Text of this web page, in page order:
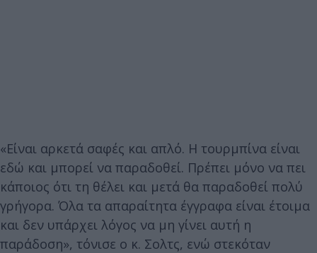
«Είναι αρκετά σαφές και απλό. Η τουρμπίνα είναι
εδώ και μπορεί να παραδοθεί. Πρέπει μόνο να πει
κάποιος ότι τη θέλει και μετά θα παραδοθεί πολύ
γρήγορα. Όλα τα απαραίτητα έγγραφα είναι έτοιμα
και δεν υπάρχει λόγος να μη γίνει αυτή η
παράδοση», τόνισε ο κ. Σολτς, ενώ στεκόταν